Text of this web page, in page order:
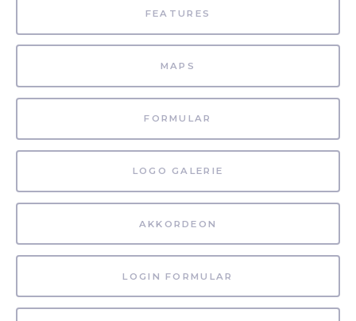
FEATURES
MAPS
FORMULAR
LOGO GALERIE
AKKORDEON
LOGIN FORMULAR